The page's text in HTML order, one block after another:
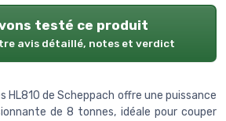
testé ce produit
avis détaillé, notes et verdict
HL810 de Scheppach offre une puissance
de 8 tonnes, idéale pour couper